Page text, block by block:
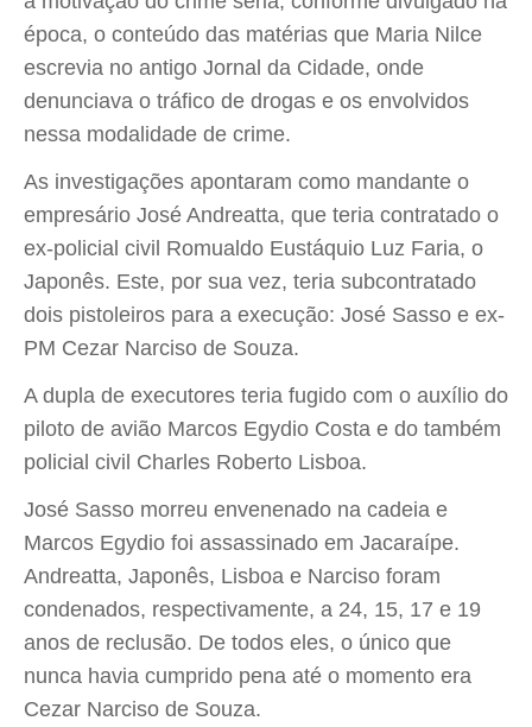
época, o conteúdo das matérias que Maria Nilce
escrevia no antigo Jornal da Cidade, onde
denunciava o tráfico de drogas e os envolvidos
nessa modalidade de crime.
As investigações apontaram como mandante o
empresário José Andreatta, que teria contratado o
ex-policial civil Romualdo Eustáquio Luz Faria, o
Japonês. Este, por sua vez, teria subcontratado
dois pistoleiros para a execução: José Sasso e ex-
PM Cezar Narciso de Souza.
A dupla de executores teria fugido com o auxílio do
piloto de avião Marcos Egydio Costa e do também
policial civil Charles Roberto Lisboa.
José Sasso morreu envenenado na cadeia e
Marcos Egydio foi assassinado em Jacaraípe.
Andreatta, Japonês, Lisboa e Narciso foram
condenados, respectivamente, a 24, 15, 17 e 19
anos de reclusão. De todos eles, o único que
nunca havia cumprido pena até o momento era
Cezar Narciso de Souza.